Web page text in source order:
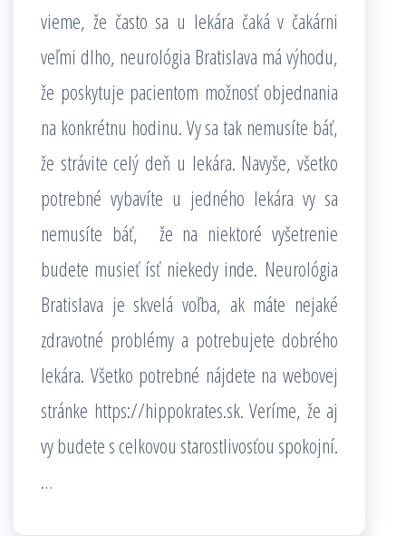
vieme, že často sa u lekára čaká v čakárni
veľmi dlho, neurológia Bratislava má výhodu,
že poskytuje pacientom možnosť objednania
na konkrétnu hodinu. Vy sa tak nemusíte báť,
že strávite celý deň u lekára. Navyše, všetko
potrebné vybavíte u jedného lekára vy sa
nemusíte báť, že na niektoré vyšetrenie
budete musieť ísť niekedy inde. Neurológia
Bratislava je skvelá voľba, ak máte nejaké
zdravotné problémy a potrebujete dobrého
lekára. Všetko potrebné nájdete na webovej
stránke https://hippokrates.sk. Veríme, že aj
vy budete s celkovou starostlivosťou spokojní.
…